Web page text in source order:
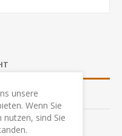
unsere
Wenn Sie
sind Sie